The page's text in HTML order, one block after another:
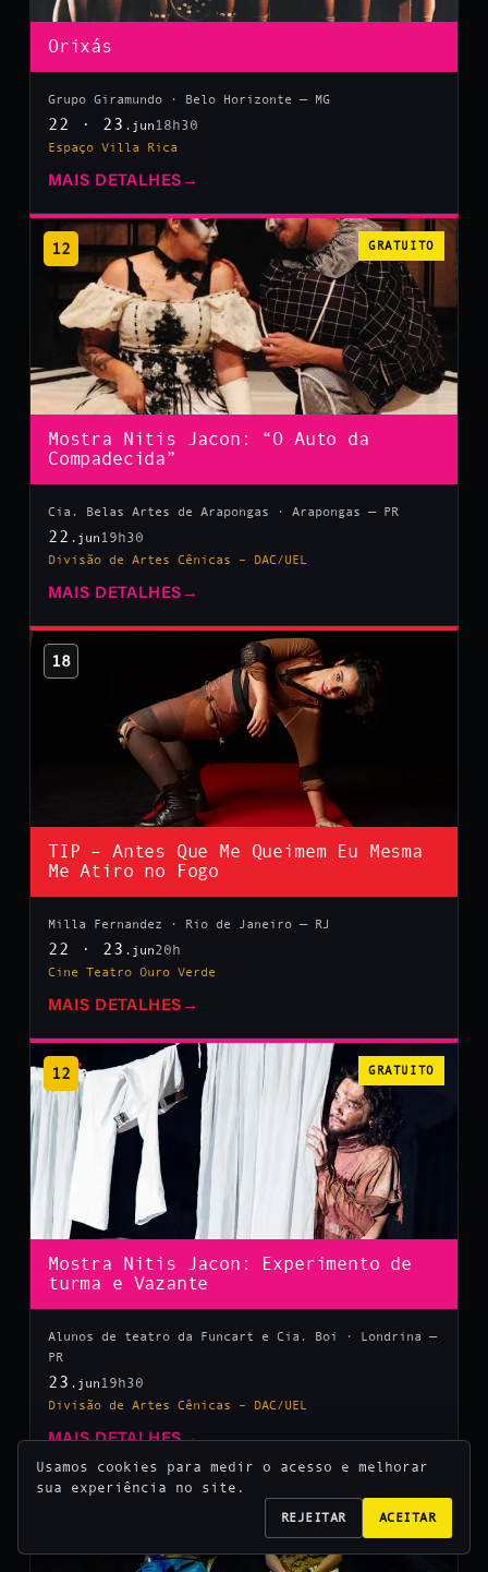
Orixás
Grupo Giramundo · Belo Horizonte — MG
22 · 23 .jun 18h30
Espaço Villa Rica
MAIS DETALHES →
12 GRATUITO
Mostra Nitis Jacon: “O Auto da
Compadecida”
Cia. Belas Artes de Arapongas · Arapongas — PR
22 .jun 19h30
Divisão de Artes Cênicas – DAC/UEL
MAIS DETALHES →
18
TIP – Antes Que Me Queimem Eu Mesma
Me Atiro no Fogo
Milla Fernandez · Rio de Janeiro — RJ
22 · 23 .jun20h
Cine Teatro Ouro Verde
MAIS DETALHES →
12 GRATUITO
Mostra Nitis Jacon: Experimento de
turma e Vazante
Alunos de teatro da Funcart e Cia. Boi · Londrina —
PR
23 .jun 19h30
Divisão de Artes Cênicas – DAC/UEL
MAIS DETALHES→
Usamos cookies para medir o acesso e melhorar
sua experiência no site.
REJEITAR ACEITAR